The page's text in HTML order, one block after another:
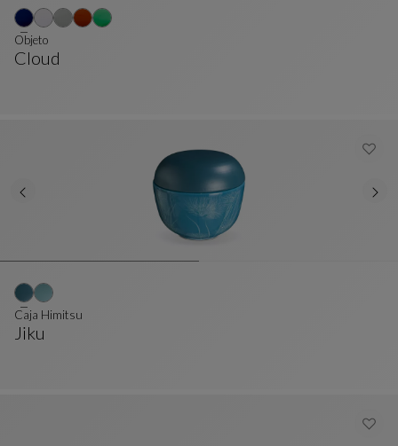
Cloud
Objeto
Jiku
Caja Himitsu